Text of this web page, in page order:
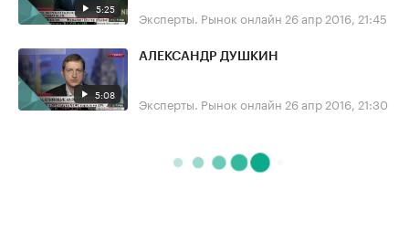
5:25 Эксперты. Рынок онлайн 26 апр 2016, 21:45
5:08
АЛЕКСАНДР ДУШКИН
Эксперты. Рынок онлайн 26 апр 2016, 21:30